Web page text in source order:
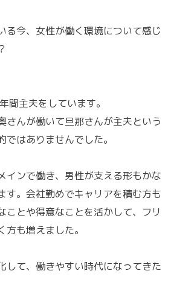
る今、女性が働く環境について感じ
間主夫をしています。
さんが働いて旦那さんが主夫という
はありませんでした。
インで働き、男性が支える形もかな
す。会社勤めでキャリアを積む方も
ことや得意なことを活かして、フリ
も増えました。
して、働きやすい時代になってきた